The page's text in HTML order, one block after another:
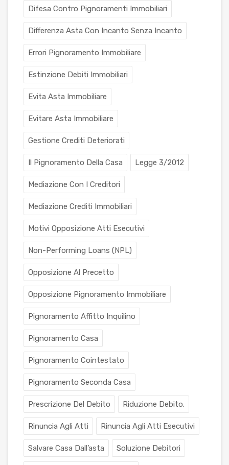
Difesa Contro Pignoramenti Immobiliari
Differenza Asta Con Incanto Senza Incanto
Errori Pignoramento Immobiliare
Estinzione Debiti Immobiliari
Evita Asta Immobiliare
Evitare Asta Immobiliare
Gestione Crediti Deteriorati
Il Pignoramento Della Casa Legge 3/2012
Mediazione Con I Creditori
Mediazione Crediti Immobiliari
Motivi Opposizione Atti Esecutivi
Non-Performing Loans (NPL)
Opposizione Al Precetto
Opposizione Pignoramento Immobiliare
Pignoramento Affitto Inquilino
Pignoramento Casa
Pignoramento Cointestato
Pignoramento Seconda Casa
Prescrizione Del Debito Riduzione Debito.
Rinuncia Agli Atti Rinuncia Agli Atti Esecutivi
Salvare Casa Dall’asta Soluzione Debitori